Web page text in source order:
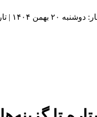
دوشنبه ۲۰ بهمن ۱۴۰۴ |